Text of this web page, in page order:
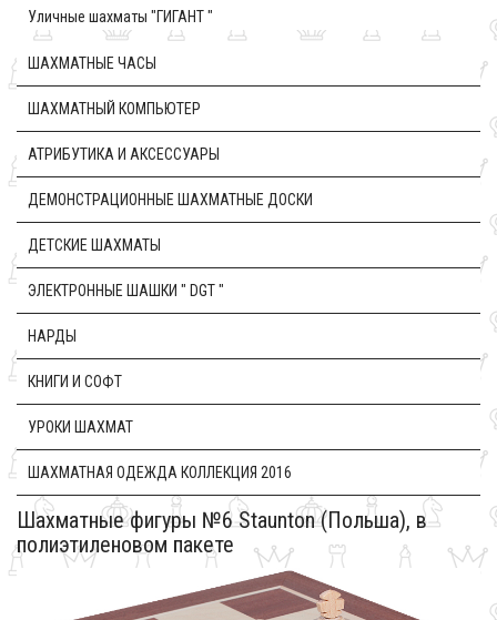
Уличные шахматы "ГИГАНТ "
ШАХМАТНЫЕ ЧАСЫ
ШАХМАТНЫЙ КОМПЬЮТЕР
АТРИБУТИКА И АКСЕССУАРЫ
ДЕМОНСТРАЦИОННЫЕ ШАХМАТНЫЕ ДОСКИ
ДЕТСКИЕ ШАХМАТЫ
ЭЛЕКТРОННЫЕ ШАШКИ " DGT "
НАРДЫ
КНИГИ И СОФТ
УРОКИ ШАХМАТ
ШАХМАТНАЯ ОДЕЖДА КОЛЛЕКЦИЯ 2016
Шахматные фигуры №6 Staunton (Польша), в
полиэтиленовом пакете